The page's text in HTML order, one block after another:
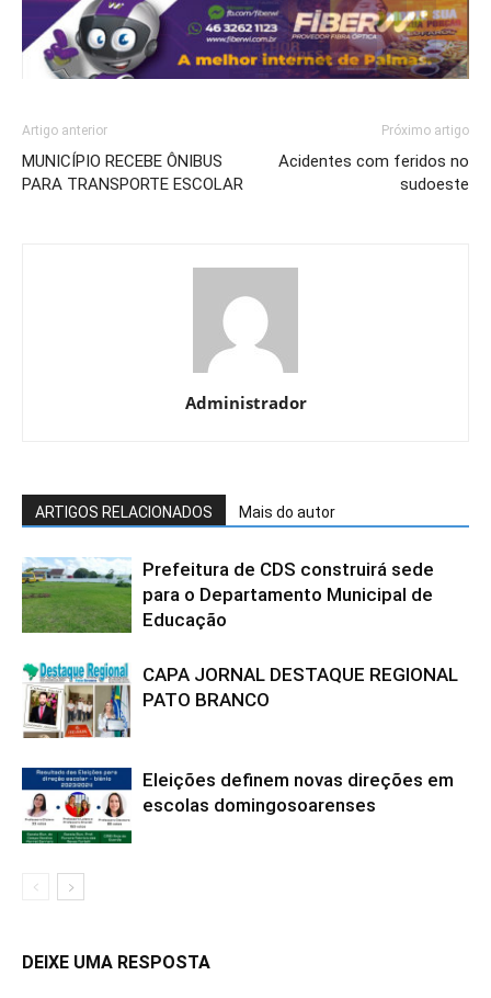
Artigo anterior
MUNICÍPIO RECEBE ÔNIBUS
PARA TRANSPORTE ESCOLAR
Próximo artigo
Acidentes com feridos no
sudoeste
Administrador
ARTIGOS RELACIONADOS Mais do autor
Prefeitura de CDS construirá sede
para o Departamento Municipal de
Educação
CAPA JORNAL DESTAQUE REGIONAL
PATO BRANCO
Eleições definem novas direções em
escolas domingosoarenses
DEIXE UMA RESPOSTA